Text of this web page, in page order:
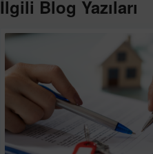
İlgili Blog Yazıları